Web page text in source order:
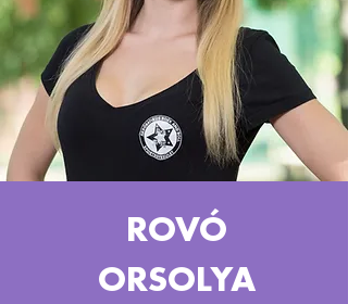
ROVÓ
ORSOLYA